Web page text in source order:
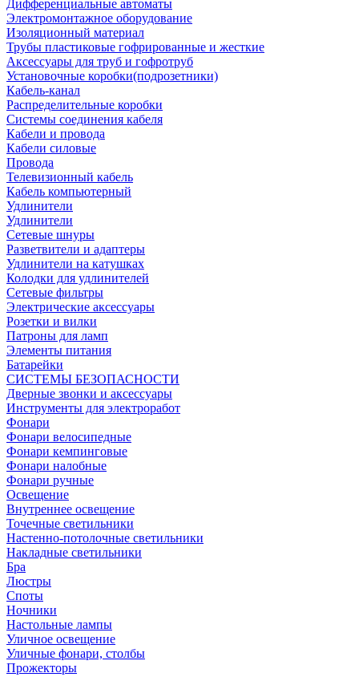
Дифференциальные автоматы
Электромонтажное оборудование
Изоляционный материал
Трубы пластиковые гофрированные и жесткие
Аксессуары для труб и гофротруб
Установочные коробки(подрозетники)
Кабель-канал
Распределительные коробки
Системы соединения кабеля
Кабели и провода
Кабели силовые
Провода
Телевизионный кабель
Кабель компьютерный
Удлинители
Удлинители
Сетевые шнуры
Разветвители и адаптеры
Удлинители на катушках
Колодки для удлинителей
Сетевые фильтры
Электрические аксессуары
Розетки и вилки
Патроны для ламп
Элементы питания
Батарейки
СИСТЕМЫ БЕЗОПАСНОСТИ
Дверные звонки и аксессуары
Инструменты для электроработ
Фонари
Фонари велосипедные
Фонари кемпинговые
Фонари налобные
Фонари ручные
Освещение
Внутреннее освещение
Точечные светильники
Настенно-потолочные светильники
Накладные светильники
Бра
Люстры
Споты
Ночники
Настольные лампы
Уличное освещение
Уличные фонари, столбы
Прожекторы